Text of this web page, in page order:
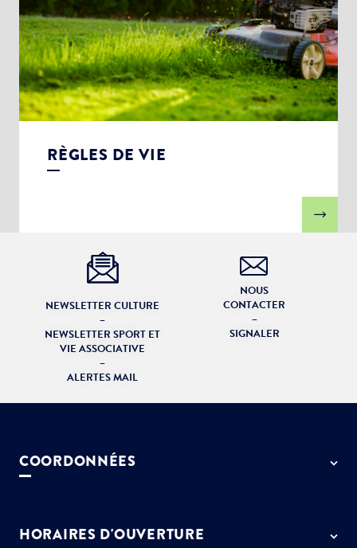
RÈGLES DE VIE
NEWSLETTER CULTURE
–
NEWSLETTER SPORT ET
VIE ASSOCIATIVE
–
ALERTES MAIL
NOUS
CONTACTER
–
SIGNALER
COORDONNÉES
01 64 13 55 55
HORAIRES D'OUVERTURE